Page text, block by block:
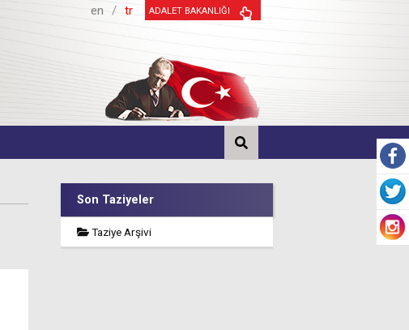
en / tr ADALET BAKANLIĞI
Son Taziyeler
Taziye Arşivi